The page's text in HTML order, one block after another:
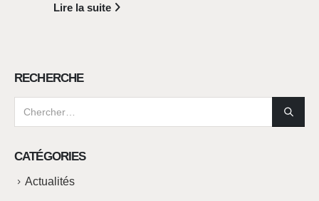
Lire la suite
RECHERCHE
CATÉGORIES
Actualités